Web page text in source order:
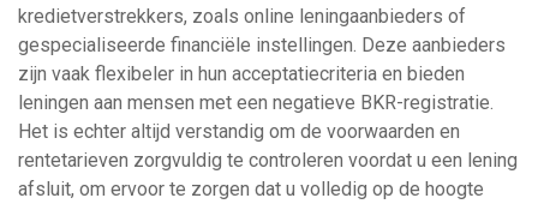
kredietverstrekkers, zoals online leningaanbieders of
gespecialiseerde financiële instellingen. Deze aanbieders
zijn vaak flexibeler in hun acceptatiecriteria en bieden
leningen aan mensen met een negatieve BKR-registratie.
Het is echter altijd verstandig om de voorwaarden en
rentetarieven zorgvuldig te controleren voordat u een lening
afsluit, om ervoor te zorgen dat u volledig op de hoogte